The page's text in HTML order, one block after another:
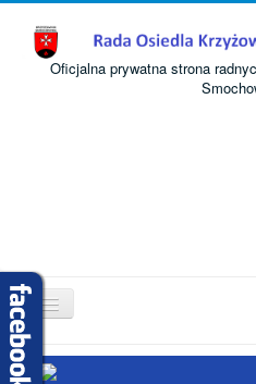
Oficjalna prywatna strona
Przełącz
nawigację
Start